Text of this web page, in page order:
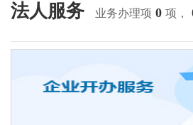
法人服务 业务办理项 0 项，